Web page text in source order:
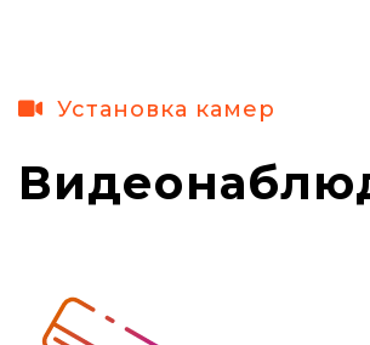
Установка камер